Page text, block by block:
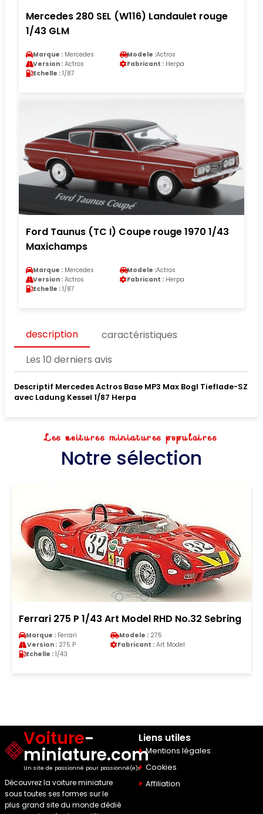
Mercedes 280 SEL (W116) Landaulet rouge
1/43 GLM
Marque : Mercedes Modele :Actros
Version : Actros Fabricant : Herpa
Echelle : 1/87
Ford Taunus (TC I) Coupe rouge 1970 1/43
Maxichamps
Marque : Mercedes Modele :Actros
Version : Actros Fabricant : Herpa
Echelle : 1/87
description
caractéristiques
Les 10 derniers avis
Descriptif Mercedes Actros Base MP3 Max Bogl Tieflade-SZ
avec Ladung Kessel 1/87 Herpa
Les voitures miniatures populaires
Notre sélection
Ferrari 275 P 1/43 Art Model RHD No.32 Sebring
Marque : Ferrari Modele : 275
Version : 275 P Fabricant : Art Model
Echelle : 1/43
Voiture-
miniature.com
Un site de passionné pour passionné(e)s
Découvrez la voiture miniature
sous toutes ses formes sur le
plus grand site du monde dédié
Liens utiles
Mentions légales
Cookies
Affiliation